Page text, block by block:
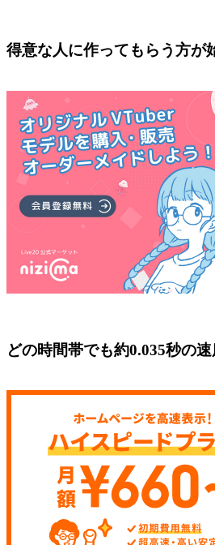
得意な人に作ってもらう方が
どの時間帯でも約0.035秒の